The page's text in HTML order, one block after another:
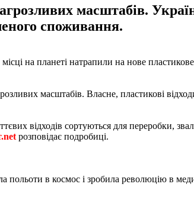
масштабів.
споживання.
на планеті натрапили на нове
масштабів. Власне, пластикові
відходів сортуються для переробки,
розповідає подробиці.
польоти в космос і зробила революцію в